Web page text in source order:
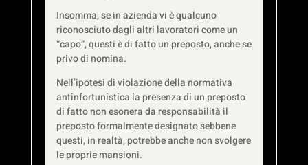
Insomma, se in azienda vi è qualcuno
riconosciuto dagli altri lavoratori come un
“capo”, questi è di fatto un preposto, anche se
privo di nomina.
Nell’ipotesi di violazione della normativa
antinfortunistica la presenza di un preposto
di fatto non esonera da responsabilità il
preposto formalmente designato sebbene
questi, in realtà, potrebbe anche non svolgere
le proprie mansioni.